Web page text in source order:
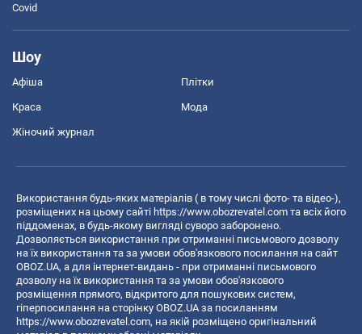
Covid
Шоу
Афіша Плітки
Краса Мода
Жіночий журнал
Використання будь-яких матеріалів ( в тому числі фото- та відео-),
розміщених на цьому сайті https://www.obozrevatel.com та всіх його
піддоменах, в будь-якому вигляді суворо заборонено.
Дозволяється використання при отриманні письмового дозволу
на їх використання та за умови обов'язкового посилання на сайт
OBOZ.UA, а для інтернет-видань - при отриманні письмового
дозволу на їх використання та за умови обов'язкового
розміщення прямого, відкритого для пошукових систем,
гіперпосилання на сторінку OBOZ.UA за посиланням
https://www.obozrevatel.com, на якій розміщено оригінальний